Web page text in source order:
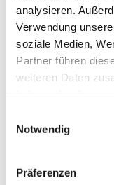
analysieren.
Verwendung
soziale Medien,
Partner führen
weiteren Daten
Notwendig
Präferenzen
Freitag,
St.